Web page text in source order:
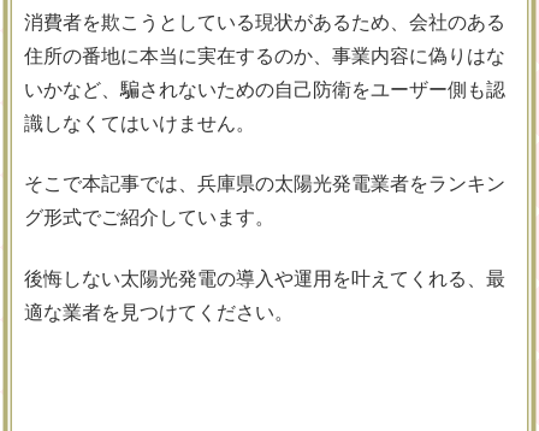
消費者を欺こうとしている現状があるため、会社のある
住所の番地に本当に実在するのか、事業内容に偽りはな
いかなど、騙されないための自己防衛をユーザー側も認
識しなくてはいけません。
そこで本記事では、兵庫県の太陽光発電業者をランキン
グ形式でご紹介しています。
後悔しない太陽光発電の導入や運用を叶えてくれる、最
適な業者を見つけてください。